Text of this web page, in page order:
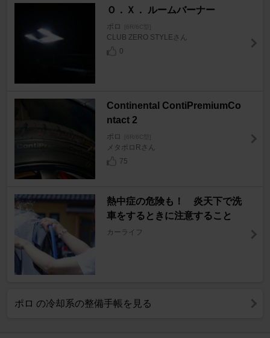
Ｏ．Ｘ． ルームバーナー
ポロ [6R/6C型]
CLUB ZERO STYLEさん
0
Continental ContiPremiumCo
ntact 2
ポロ [6R/6C型]
メタポロRさん
75
熱中症の危険も！ 炎天下で洗
車をするときに注意すること
カーライフ
ポロ の冷却系の整備手帳を見る